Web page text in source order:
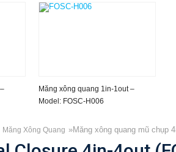
Măng xông quang 1in-1out –
Model: FOSC-H006
Măng Xông Quang »Măng xông quang mũ chụp